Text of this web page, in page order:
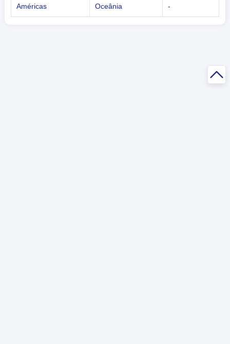
Américas Oceânia -